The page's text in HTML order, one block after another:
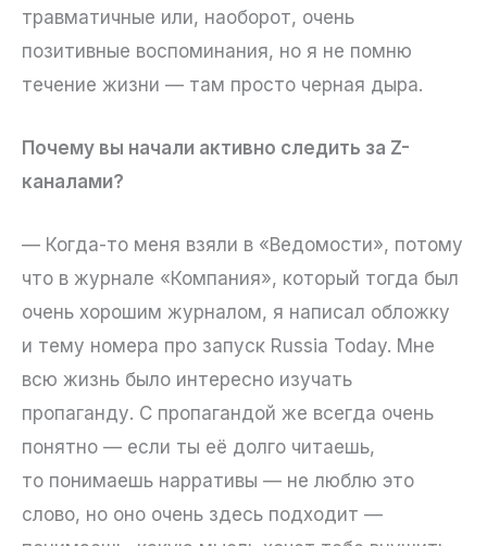
травматичные или, наоборот, очень
позитивные воспоминания, но я не помню
течение жизни — там просто черная дыра.
Почему вы начали активно следить за Z-
каналами?
— Когда-то меня взяли в «Ведомости», потому
что в журнале «Компания», который тогда был
очень хорошим журналом, я написал обложку
и тему номера про запуск Russia Today. Мне
всю жизнь было интересно изучать
пропаганду. С пропагандой же всегда очень
понятно — если ты её долго читаешь,
то понимаешь нарративы — не люблю это
слово, но оно очень здесь подходит —